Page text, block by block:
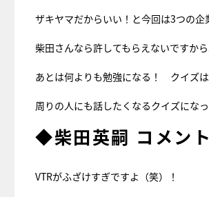
ザキヤマだからいい！と今回は3つの企
柴田さんなら許してもらえないです
あとは何よりも勉強になる！ クイズは
周りの人にも話したくなるクイズにな
◆柴田英嗣 コメント
VTRがふざけすぎですよ（笑）！